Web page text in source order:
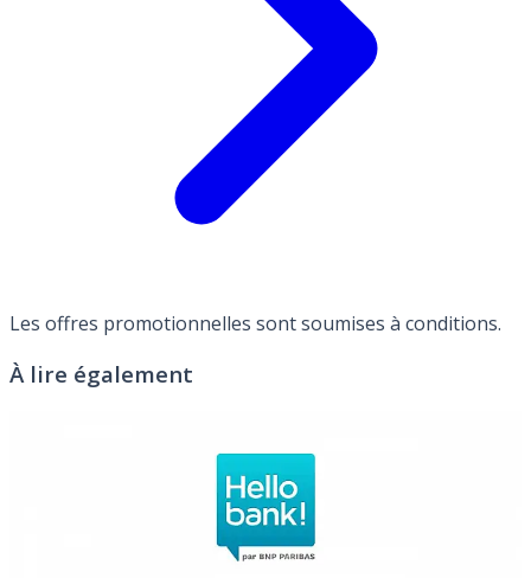
Les offres promotionnelles sont soumises à conditions.
À lire également